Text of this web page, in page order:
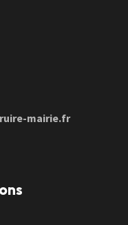
mairie.fr